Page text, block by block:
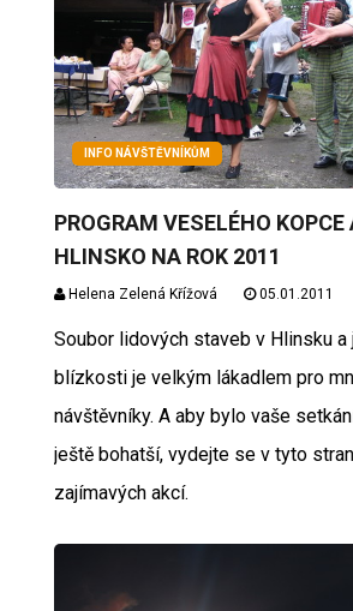
INFO NÁVŠTĚVNÍKŮM
PROGRAM VESELÉHO
HLINSKO NA ROK 2011
Helena Zelená Křížová 05.01.2011
Soubor lidových staveb v Hlinsku a
blízkosti je velkým lákadlem pro
návštěvníky. A aby bylo vaše
ještě bohatší, vydejte se v tyto
zajímavých akcí.